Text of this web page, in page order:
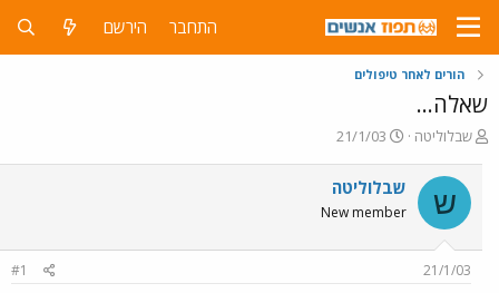
התחבר הירשם
הורים לאחר טיפולים
שאלה...
פ
ח
ה
ו
ש
שבלוליטה
פ
ס
ם
ת
21/1/03
ש שבלוליטה
New member
21/1/03
#1